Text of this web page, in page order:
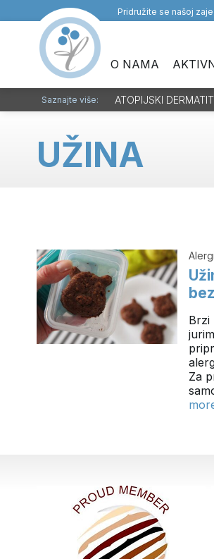
Pridružite se našoj
O NAMA
Saznajte više: ATOPIJSKI
UŽINA
Brzi
Za